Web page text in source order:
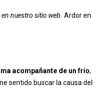
nuestro sitio web. Ardor en
acompañante de unfrío,
sentido buscar la causa del